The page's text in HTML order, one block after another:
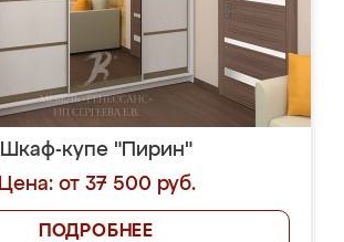
Шкаф-купе "Пирин"
Цена: от 37 500 руб.
ПОДРОБНЕЕ